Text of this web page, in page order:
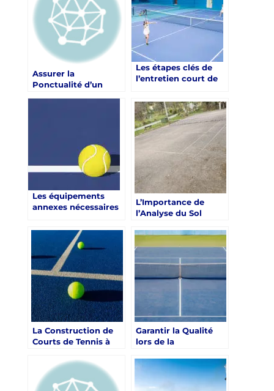
Assurer la
Ponctualité d’un
Nice dans les Alpes-
Les étapes clés de
l’entretien court de
Raphaël pour
prévenir l’usure
prématurée
Les équipements
annexes nécessaires
court de tennis
L’Importance de
l’Analyse du Sol
d’un Court de Tennis
en Béton Poreux
La Construction de
Courts de Tennis à
Majeur pour les
Hôtels par Service
Tennis
Garantir la Qualité
lors de la
Court de Tennis à
Nice avec Service
Tennis